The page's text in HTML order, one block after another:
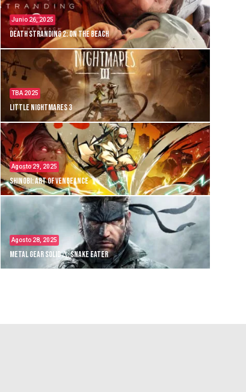
Junio 26, 2025
Death Stranding 2: On the Beach
TBA 2025
Little Nightmares 3
Agosto 29, 2025
Shinobi: Art of Vengeance
Agosto 28, 2025
Metal Gear Solid Δ: Snake Eater